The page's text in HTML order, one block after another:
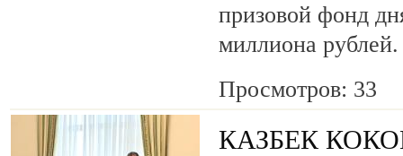
призовой фонд
миллиона рублей.
Просмотров: 33
КАЗБЕК